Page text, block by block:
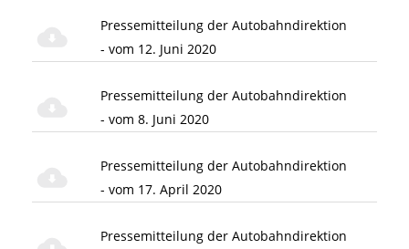
Pressemitteilung der Autobahndirektion
- vom 12. Juni 2020
Pressemitteilung der Autobahndirektion
- vom 8. Juni 2020
Pressemitteilung der Autobahndirektion
- vom 17. April 2020
Pressemitteilung der Autobahndirektion